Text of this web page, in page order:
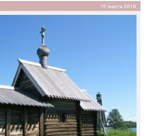
10 марта 2016